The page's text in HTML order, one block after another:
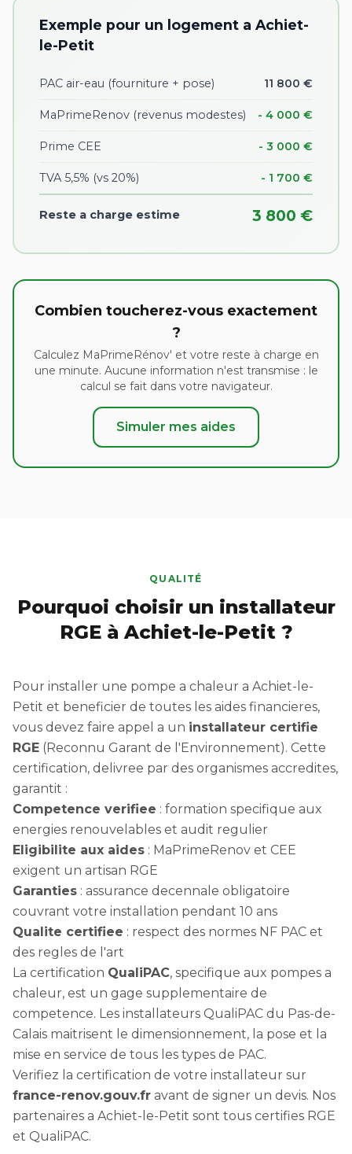
Exemple pour un logement a Achiet-
le-Petit
PAC air-eau (fourniture + pose) 11 800 €
MaPrimeRenov (revenus modestes) - 4 000 €
Prime CEE - 3 000 €
TVA 5,5% (vs 20%) - 1 700 €
Reste a charge estime 3 800 €
Combien toucherez-vous exactement
?
Calculez MaPrimeRénov' et votre reste à charge en
une minute. Aucune information n'est transmise : le
calcul se fait dans votre navigateur.
Simuler mes aides
QUALITÉ
Pourquoi choisir un installateur
RGE à Achiet-le-Petit ?
Pour installer une pompe a chaleur a Achiet-le-
Petit et beneficier de toutes les aides financieres,
vous devez faire appel a un installateur certifie
RGE (Reconnu Garant de l'Environnement). Cette
certification, delivree par des organismes accredites,
garantit :
Competence verifiee : formation specifique aux
energies renouvelables et audit regulier
Eligibilite aux aides : MaPrimeRenov et CEE
exigent un artisan RGE
Garanties : assurance decennale obligatoire
couvrant votre installation pendant 10 ans
Qualite certifiee : respect des normes NF PAC et
des regles de l'art
La certification QualiPAC, specifique aux pompes a
chaleur, est un gage supplementaire de
competence. Les installateurs QualiPAC du Pas-de-
Calais maitrisent le dimensionnement, la pose et la
mise en service de tous les types de PAC.
Verifiez la certification de votre installateur sur
france-renov.gouv.fr avant de signer un devis. Nos
partenaires a Achiet-le-Petit sont tous certifies RGE
et QualiPAC.